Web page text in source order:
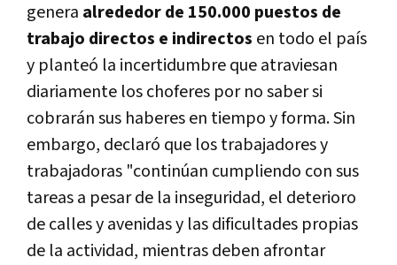
genera alrededor de 150.000 puestos de
trabajo directos e indirectos en todo el país
y planteó la incertidumbre que atraviesan
diariamente los choferes por no saber si
cobrarán sus haberes en tiempo y forma. Sin
embargo, declaró que los trabajadores y
trabajadoras "continúan cumpliendo con sus
tareas a pesar de la inseguridad, el deterioro
de calles y avenidas y las dificultades propias
de la actividad, mientras deben afrontar